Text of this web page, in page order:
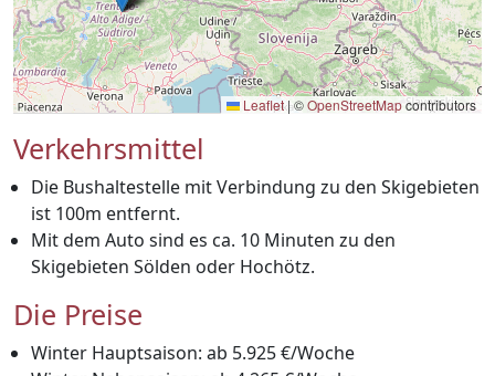
Leaflet |©OpenStreetMapcontributors
Verkehrsmittel
Die Bushaltestelle mit Verbindung zu den Skigebieten
ist 100m entfernt.
Mit dem Auto sind es ca. 10 Minuten zu den
Skigebieten Sölden oder Hochötz.
Die Preise
Winter Hauptsaison: ab 5.925 €/Woche